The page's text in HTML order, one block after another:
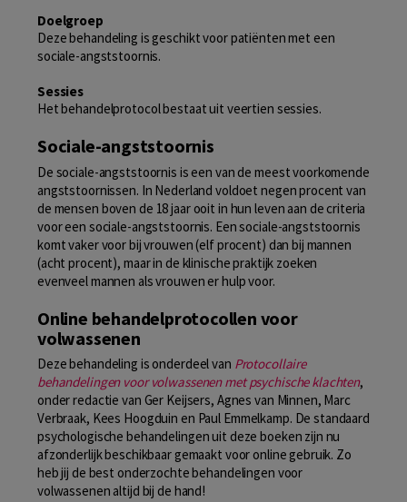
Doelgroep
Deze behandeling is geschikt voor patiënten met een
sociale-angststoornis.
Sessies
Het behandelprotocol bestaat uit veertien sessies.
Sociale-angststoornis
De sociale-angststoornis is een van de meest voorkomende
angststoornissen. In Nederland voldoet negen procent van
de mensen boven de 18 jaar ooit in hun leven aan de criteria
voor een sociale-angststoornis. Een sociale-angststoornis
komt vaker voor bij vrouwen (elf procent) dan bij mannen
(acht procent), maar in de klinische praktijk zoeken
evenveel mannen als vrouwen er hulp voor.
Online behandelprotocollen voor
volwassenen
Deze behandeling is onderdeel van Protocollaire
behandelingen voor volwassenen met psychische klachten,
onder redactie van Ger Keijsers, Agnes van Minnen, Marc
Verbraak, Kees Hoogduin en Paul Emmelkamp. De standaard
psychologische behandelingen uit deze boeken zijn nu
afzonderlijk beschikbaar gemaakt voor online gebruik. Zo
heb jij de best onderzochte behandelingen voor
volwassenen altijd bij de hand!